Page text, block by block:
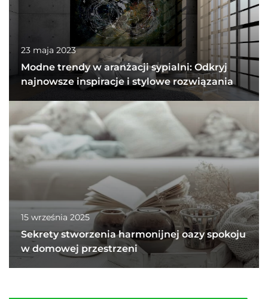
23 maja 2023
Modne trendy w aranżacji sypialni: Odkryj
najnowsze inspiracje i stylowe rozwiązania
15 września 2025
Sekrety stworzenia harmonijnej oazy spokoju
w domowej przestrzeni